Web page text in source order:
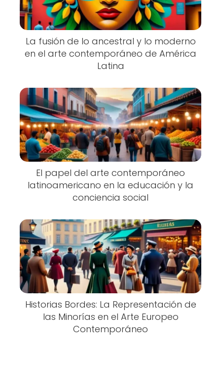
La fusión de lo ancestral y lo moderno
en el arte contemporáneo de América
Latina
El papel del arte contemporáneo
latinoamericano en la educación y la
conciencia social
Historias Bordes: La Representación de
las Minorías en el Arte Europeo
Contemporáneo